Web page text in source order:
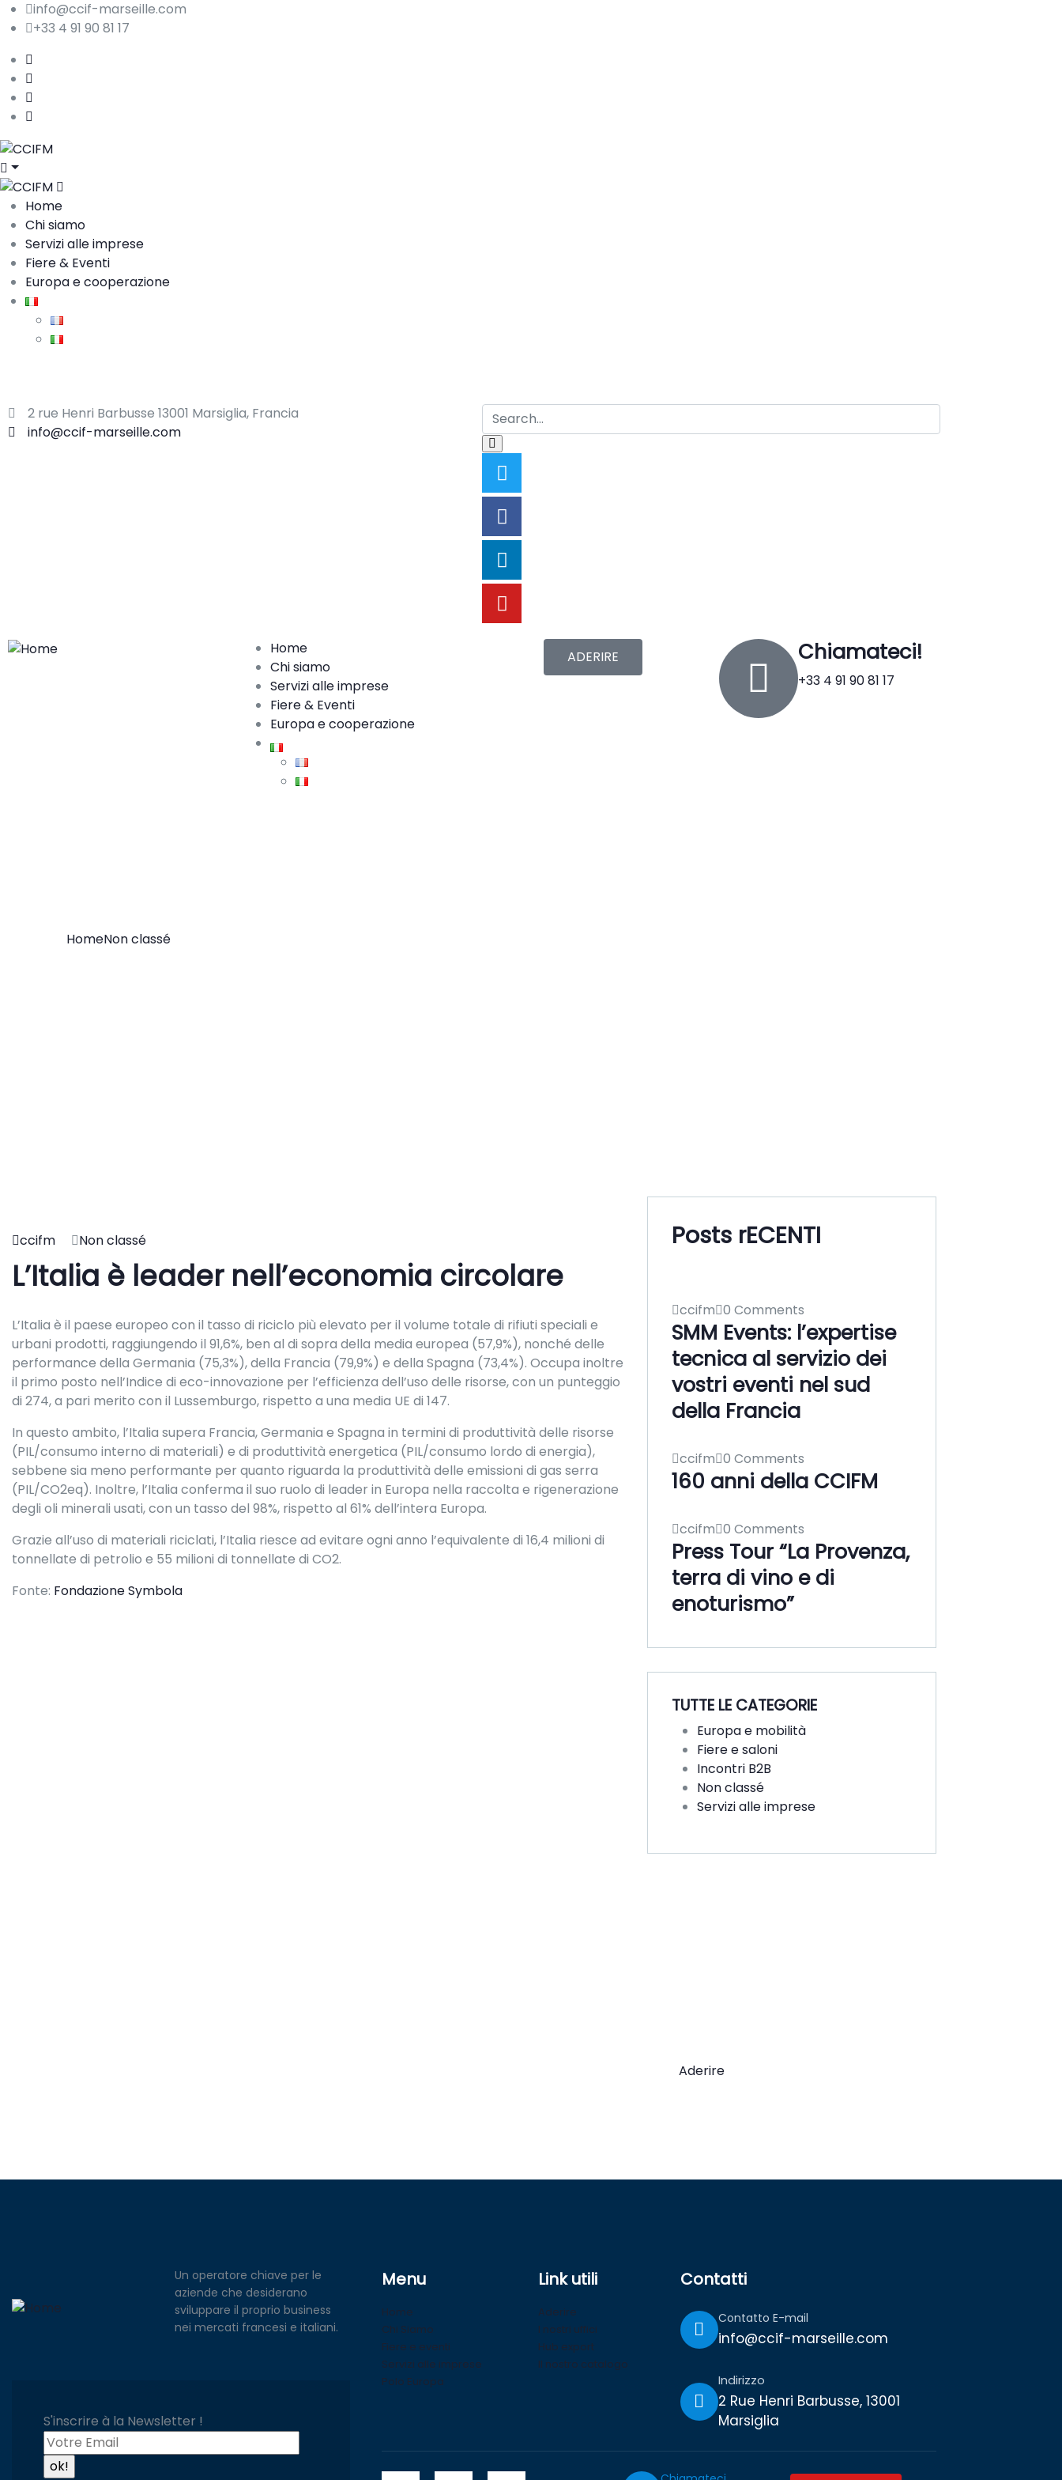
info@ccif-marseille.com
+33 4 91 90 81 17
Home
Chi siamo
Servizi alle imprese
Fiere & Eventi
Europa e cooperazione
2 rue Henri Barbusse 13001 Marsiglia, Francia
info@ccif-marseille.com
Home
Chi siamo
Servizi alle imprese
Fiere & Eventi
Europa e cooperazione
ADERIRE Chiamateci!
+33 4 91 90 81 17
HomeNon classé
ccifm Non classé
L’Italia è leader nell’economia circolare
L’Italia è il paese europeo con il tasso di riciclo più elevato per il volume totale di rifiuti speciali e
urbani prodotti, raggiungendo il 91,6%, ben al di sopra della media europea (57,9%), nonché delle
performance della Germania (75,3%), della Francia (79,9%) e della Spagna (73,4%). Occupa inoltre
il primo posto nell’Indice di eco-innovazione per l’efficienza dell’uso delle risorse, con un punteggio
di 274, a pari merito con il Lussemburgo, rispetto a una media UE di 147.
In questo ambito, l’Italia supera Francia, Germania e Spagna in termini di produttività delle risorse
(PIL/consumo interno di materiali) e di produttività energetica (PIL/consumo lordo di energia),
sebbene sia meno performante per quanto riguarda la produttività delle emissioni di gas serra
(PIL/CO2eq). Inoltre, l’Italia conferma il suo ruolo di leader in Europa nella raccolta e rigenerazione
degli oli minerali usati, con un tasso del 98%, rispetto al 61% dell’intera Europa.
Grazie all’uso di materiali riciclati, l’Italia riesce ad evitare ogni anno l’equivalente di 16,4 milioni di
tonnellate di petrolio e 55 milioni di tonnellate di CO2.
Fonte: Fondazione Symbola
Posts rECENTI
ccifm 0 Comments
SMM Events: l’expertise
tecnica al servizio dei
vostri eventi nel sud
della Francia
ccifm 0 Comments
160 anni della CCIFM
ccifm 0 Comments
Press Tour “La Provenza,
terra di vino e di
enoturismo”
TUTTE LE CATEGORIE
Europa e mobilità
Fiere e saloni
Incontri B2B
Non classé
Servizi alle imprese
Aderire
Un operatore chiave per le
aziende che desiderano
sviluppare il proprio business
nei mercati francesi e italiani.
S'inscrire à la Newsletter !
Menu
Home
Chi Siamo
Fiere e eventi
Servizi alle imprese
Polo Europa
Link utili
Aderire
I nostri uffici
Hub export
Il nostro catalogo
Contatti
Contatto E-mail
info@ccif-marseille.com
Indirizzo
2 Rue Henri Barbusse, 13001
Marsiglia